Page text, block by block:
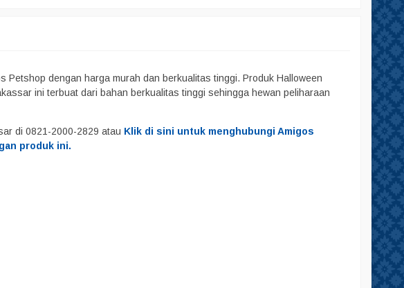
Petshop dengan harga murah dan berkualitas tinggi. Produk Halloween
ini terbuat dari bahan berkualitas tinggi sehingga hewan peliharaan
di 0821-2000-2829 atau Klik di sini untuk menghubungi Amigos
produk ini.